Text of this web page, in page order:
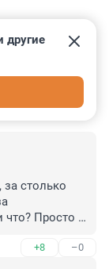
другие
столько
что? Просто
+8 –0